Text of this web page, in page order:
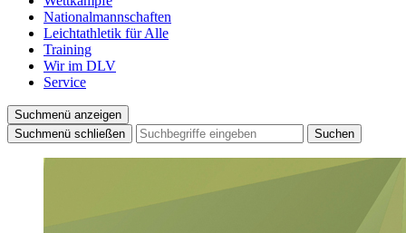
Nationalmannschaften
Leichtathletik für Alle
Training
Wir im DLV
Service
Suchmenü anzeigen
Suchmenü schließen
Suchen